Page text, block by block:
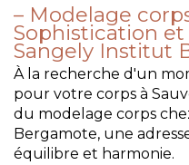
Modelage
Sophistication
Sangely Institut
À la recherche d'un
pour votre corps à
du modelage corps
Bergamote, une
équilibre et harmonie.